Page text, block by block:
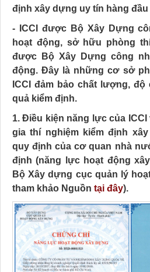
định xây dựng uy tín hàng đầu
- ICCI được Bộ Xây Dựng
hoạt động, sở hữu phòng
được Bộ Xây Dựng công
động. Đây là những cơ sở
ICCI đảm bảo chất lượng,
quả kiểm định.
1. Điều kiện năng lực của
gia thí nghiệm kiểm định
quy định của cơ quan nhà
định (năng lực hoạt động
Bộ Xây dựng cục quản lý
tham khảo Nguồn tại đây).